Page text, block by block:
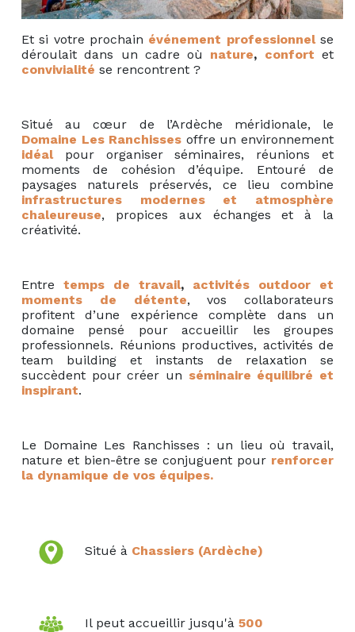
Et si votre prochain événement professionnelse
déroulait dans un cadre où nature, confort et
convivialité se rencontrent ?
Situé au cœur de l’Ardèche méridionale, le
Domaine Les Ranchisses offre un environnement
idéal
pour organiser séminaires, réunions et
moments de cohésion d’équipe. Entouré de
paysages naturels préservés, ce lieu combine
infrastructures modernes
et atmosphère
chaleureuse, propices aux échanges et à la
créativité.
Entre temps de travail, activités outdoor et
moments de détente, vos collaborateurs
profitent d’une expérience complète dans un
domaine pensé pour accueillir les groupes
professionnels. Réunions productives, activités de
team building et instants de relaxation se
succèdent pour créer un séminaire équilibré et
inspirant.
Le Domaine Les Ranchisses : un lieu où travail,
nature et bien-être se conjuguent pour renforcer
la dynamique de vos équipes.
Situé à Chassiers (Ardèche)
Il peut accueillir jusqu'à 500